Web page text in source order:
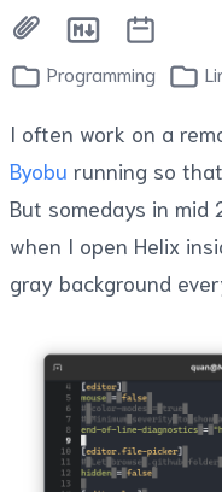
Programming
I often work on a
Byobu running so
But somedays in
when I open Helix
gray background